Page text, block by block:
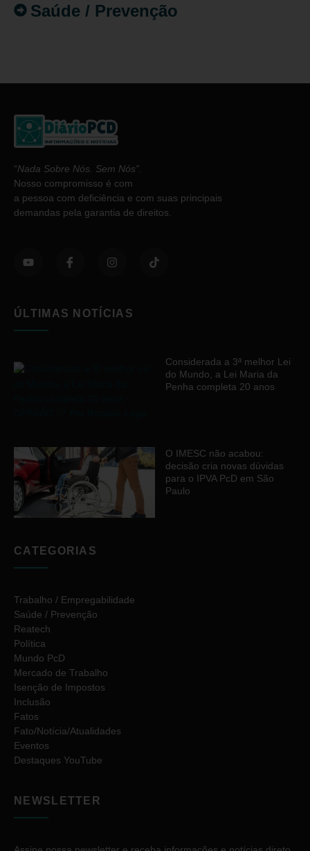
Saúde / Prevenção
“Nada Sobre Nós. Sem Nós”
Nosso compromisso é com
a pessoa com deficiência e com suas principais
demandas pela garantia de direitos.
ÚLTIMAS NOTÍCIAS
Considerada a 3ª melhor Lei
do Mundo, a Lei Maria da
Penha completa 20 anos
O IMESC não acabou:
decisão cria novas dúvidas
para o IPVA PcD em São
Paulo
CATEGORIAS
Trabalho / Empregabilidade
Saúde / Prevenção
Reatech
Política
Mundo PcD
Mercado de Trabalho
Isenção de Impostos
Inclusão
Fatos
Fato/Notícia/Atualidades
Eventos
Destaques YouTube
NEWSLETTER